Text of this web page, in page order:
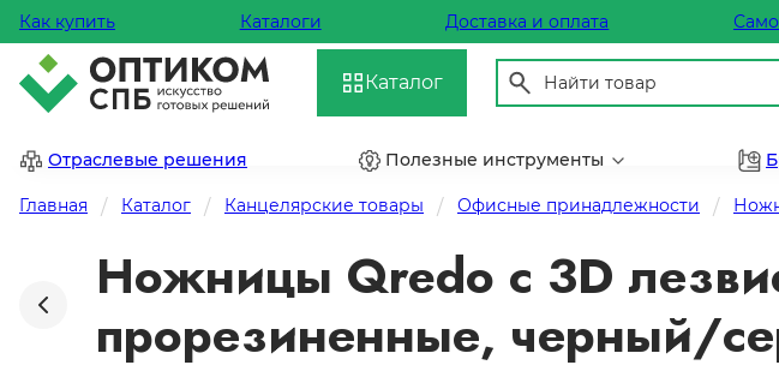
Как купить Каталоги Доставка и оплата
Каталог
Отраслевые решения Полезные инструменты
Главная Каталог Канцелярские товары Офисные принадлежности
Ножницы Qredo с 3D
прорезиненные, черный/